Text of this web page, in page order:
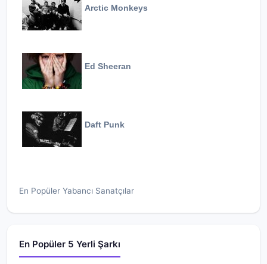
Arctic Monkeys
Ed Sheeran
Daft Punk
En Popüler Yabancı Sanatçılar
En Popüler 5 Yerli Şarkı